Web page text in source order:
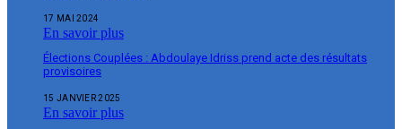
17 MAI 2024
En savoir plus
Élections Couplées : Abdoulaye Idriss prend acte des résultats
provisoires
15 JANVIER 2025
En savoir plus